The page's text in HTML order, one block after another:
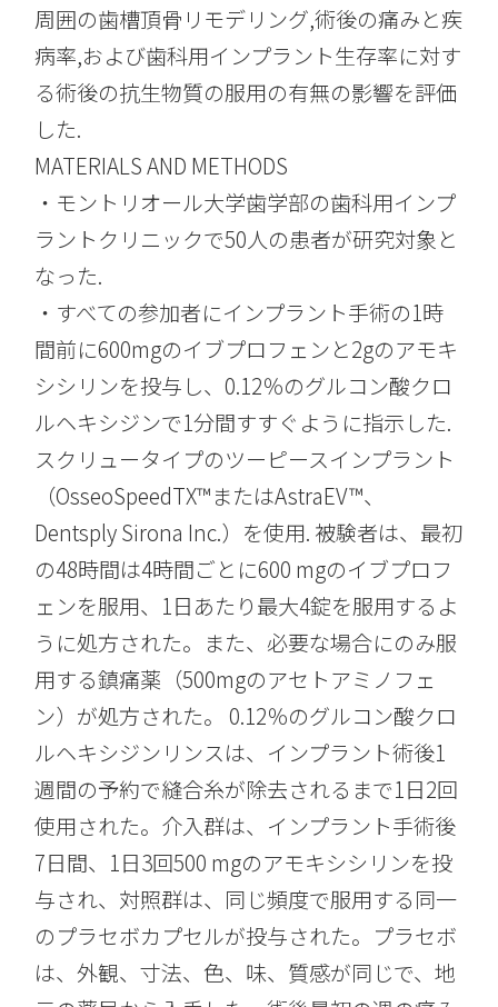
周囲の歯槽頂骨リモデリング,術後の痛みと疾
病率,および歯科用インプラント生存率に対す
る術後の抗生物質の服用の有無の影響を評価
した.
MATERIALS AND METHODS
・モントリオール大学歯学部の歯科用インプ
ラントクリニックで50人の患者が研究対象と
なった.
・すべての参加者にインプラント手術の1時
間前に600mgのイブプロフェンと2gのアモキ
シシリンを投与し、0.12％のグルコン酸クロ
ルヘキシジンで1分間すすぐように指示した.
スクリュータイプのツーピースインプラント
（OsseoSpeedTX™またはAstraEV™、
Dentsply Sirona Inc.）を使用. 被験者は、最初
の48時間は4時間ごとに600 mgのイブプロフ
ェンを服用、1日あたり最大4錠を服用するよ
うに処方された。また、必要な場合にのみ服
用する鎮痛薬（500mgのアセトアミノフェ
ン）が処方された。 0.12％のグルコン酸クロ
ルヘキシジンリンスは、インプラント術後1
週間の予約で縫合糸が除去されるまで1日2回
使用された。介入群は、インプラント手術後
7日間、1日3回500 mgのアモキシシリンを投
与され、対照群は、同じ頻度で服用する同一
のプラセボカプセルが投与された。プラセボ
は、外観、寸法、色、味、質感が同じで、地